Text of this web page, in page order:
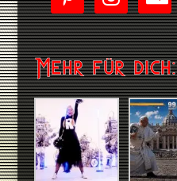
stripe
Mehr für dich: